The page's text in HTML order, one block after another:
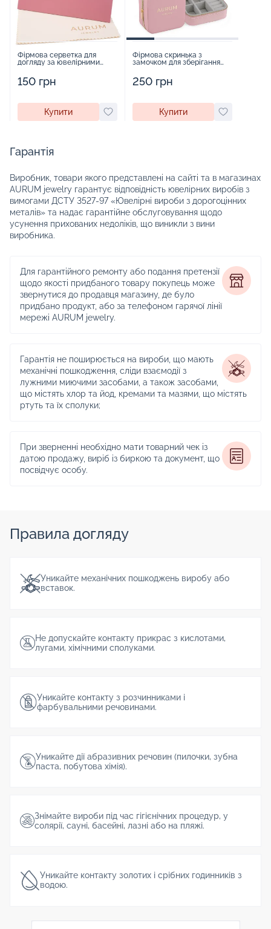
Фірмова серветка для
догляду за ювелірними
150 грн
Купити
Фірмова скринька з
замочком для зберігання
250 грн
Купити
Гарантія
Виробник, товари якого представлені на сайті та в магазинах
AURUM jewelry гарантує відповідність ювелірних виробів з
вимогами ДСТУ 3527-97 «Ювелірні вироби з дорогоцінних
металів» та надає гарантійне обслуговування щодо
усунення прихованих недоліків, що виникли з вини
виробника.
Для гарантійного ремонту або подання претензії
щодо якості придбаного товару покупець може
звернутися до продавця магазину, де було
придбано продукт, або за телефоном гарячої лінії
мережі AURUM jewelry.
Гарантія не поширюється на вироби, що мають
механічні пошкодження, сліди взаємодії з
лужними миючими засобами, а також засобами,
що містять хлор та йод, кремами та мазями, що містять
ртуть та їх сполуки;
При зверненні необхідно мати товарний чек із
датою продажу, виріб із биркою та документ, що
посвідчує особу.
Правила догляду
Уникайте механічних пошкоджень виробу або
вставок.
Не допускайте контакту прикрас з кислотами,
лугами, хімічними сполуками.
Уникайте контакту з розчинниками і
фарбувальними речовинами.
Уникайте дії абразивних речовин (пилочки, зубна
паста, побутова хімія).
Знімайте вироби під час гігієнічних процедур, у
солярії, сауні, басейні, лазні або на пляжі.
Уникайте контакту золотих і срібних годинників з
водою.